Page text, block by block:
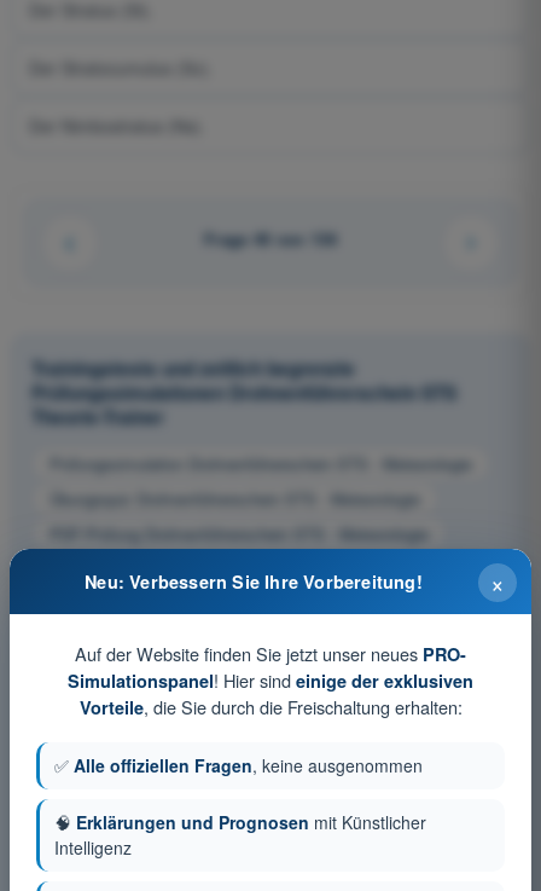
Frage 40 von 136
Trainingstests und zeitlich begrenzte
Prüfungssimulationen Drohnenführerschein STS
Theorie-Trainer
Prüfungssimulation Drohnenführerschein STS - Meteorologie
Übungsquiz Drohnenführerschein STS - Meteorologie
PDF-Prüfung Drohnenführerschein STS - Meteorologie
×
Neu: Verbessern Sie Ihre Vorbereitung!
Auf der Website finden Sie jetzt unser neues PRO-
Simulationspanel! Hier sind einige der exklusiven
Vorteile, die Sie durch die Freischaltung erhalten:
✅ Alle offiziellen Fragen, keine ausgenommen
🧠 Erklärungen und Prognosen mit Künstlicher
Intelligenz